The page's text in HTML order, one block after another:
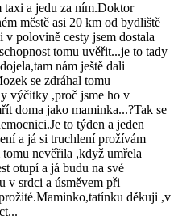
taxi a jedu za ním.Doktor
městě asi 20 km od bydliště
polovině cesty jsem dostala
tomu uvěřit...je to tady
nám ještě dali
se zdráhal tomu
výčitky ,proč jsme ho v
doma jako maminka...?Tak se
to týden a jeden
a já si truchlení prožívám
nevěřila ,když umřela
otupí a já budu na své
v srdci a úsměvem při
děkuji ,v